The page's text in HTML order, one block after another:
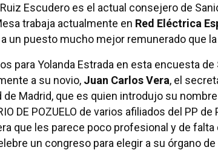
Escudero es el actual consejero de
trabaja actualmente en Red Eléctrica
un puesto mucho mejor remunerado que
para Yolanda Estrada en esta encuesta de
a su novio, Juan Carlos Vera, el
de Madrid, que es quien introdujo su
DE POZUELO de varios afiliados del PP
que les parece poco profesional y de falta
un congreso para elegir a su órgano